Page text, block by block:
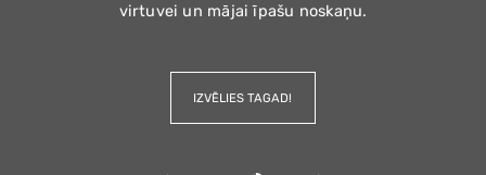
Stabila forma arī vējā.
IZVĒLIES IZMĒRU UN VEIDU!
virtuvei un mājai īpašu noskaņu.
IZVĒLIES TAGAD!